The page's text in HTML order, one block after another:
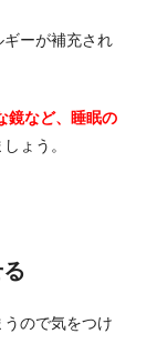
ーが補充され
鏡など、睡眠の
ょう。
ので気をつけ